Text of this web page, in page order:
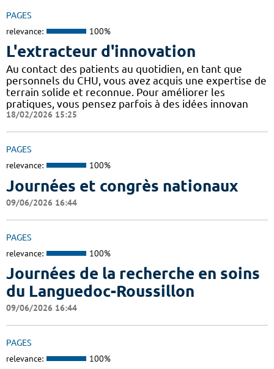
PAGES
relevance: 100%
L'extracteur d'innovation
Au contact des patients au quotidien, en tant que
personnels du CHU, vous avez acquis une expertise de
terrain solide et reconnue. Pour améliorer les
pratiques, vous pensez parfois à des idées innovan
18/02/2026 15:25
PAGES
relevance: 100%
Journées et congrès nationaux
09/06/2026 16:44
PAGES
relevance: 100%
Journées de la recherche en soins
du Languedoc-Roussillon
09/06/2026 16:44
PAGES
relevance: 100%